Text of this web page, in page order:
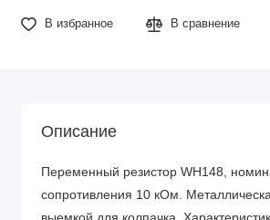
В избранное В сравнение
Описание
Переменный резистор WH148,
сопротивления 10 кОм.